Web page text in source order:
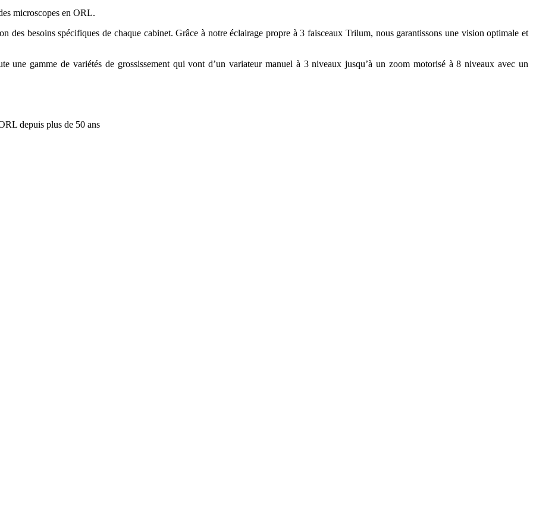
microscopes en ORL.
des besoins spécifiques de chaque cabinet. Grâce à notre éclairage propre à 3 faisceaux Trilum, nous garantissons une vision optimale et
une gamme de variétés de grossissement qui vont d’un variateur manuel à 3 niveaux jusqu’à un zoom motorisé à 8 niveaux avec un
depuis plus de 50 ans